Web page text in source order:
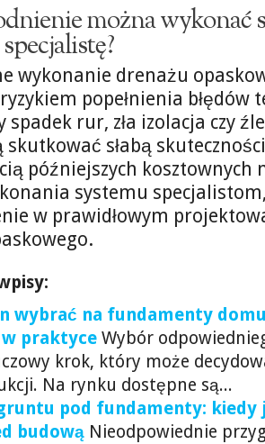
można wykonać
wykonanie drenażu
popełnienia błędów
spadek rur, zła izolacja czy
skutkować słabą
późniejszych kosztownych
systemu
w prawidłowym
wybrać na fundamenty
praktyce Wybór
krok, który może
Na rynku dostępne są...
pod fundamenty: kiedy
budową Nieodpowiednie